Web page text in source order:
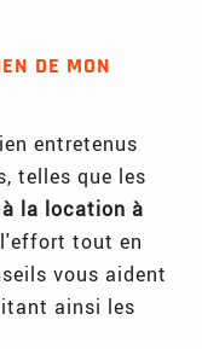
DE MON
entretenus
telles que les
la location à
tout en
vous aident
ainsi les